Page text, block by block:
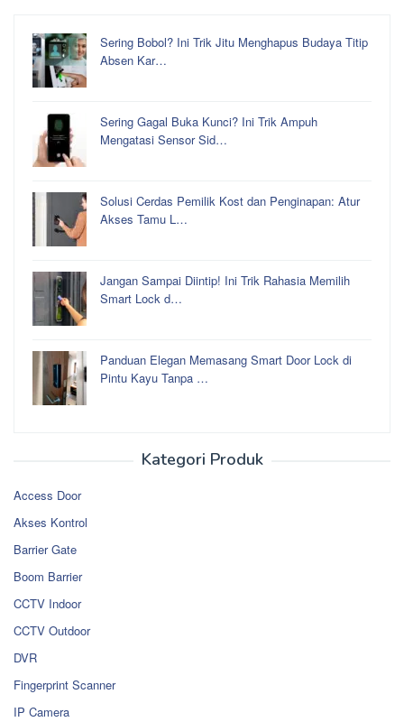
Sering Bobol? Ini Trik Jitu Menghapus Budaya Titip
Absen Kar…
Sering Gagal Buka Kunci? Ini Trik Ampuh
Mengatasi Sensor Sid…
Solusi Cerdas Pemilik Kost dan Penginapan: Atur
Akses Tamu L…
Jangan Sampai Diintip! Ini Trik Rahasia Memilih
Smart Lock d…
Panduan Elegan Memasang Smart Door Lock di
Pintu Kayu Tanpa …
Kategori Produk
Access Door
Akses Kontrol
Barrier Gate
Boom Barrier
CCTV Indoor
CCTV Outdoor
DVR
Fingerprint Scanner
IP Camera